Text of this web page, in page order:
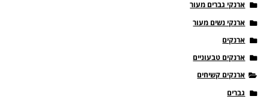
ארנקי גברים מעור
ארנקי נשים מעור
ארנקים
ארנקים טבעוניים
ארנקים קשיחים
גברים